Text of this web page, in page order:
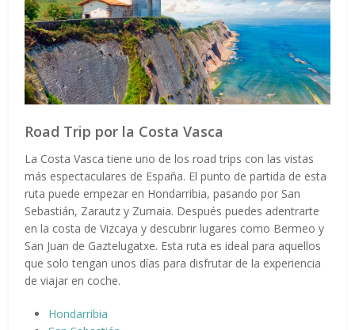
Road Trip por la Costa Vasca
La Costa Vasca tiene uno de los road trips con las vistas
más espectaculares de España. El punto de partida de esta
ruta puede empezar en Hondarribia, pasando por San
Sebastián, Zarautz y Zumaia. Después puedes adentrarte
en la costa de Vizcaya y descubrir lugares como Bermeo y
San Juan de Gaztelugatxe. Esta ruta es ideal para aquellos
que solo tengan unos días para disfrutar de la experiencia
de viajar en coche.
Hondarribia